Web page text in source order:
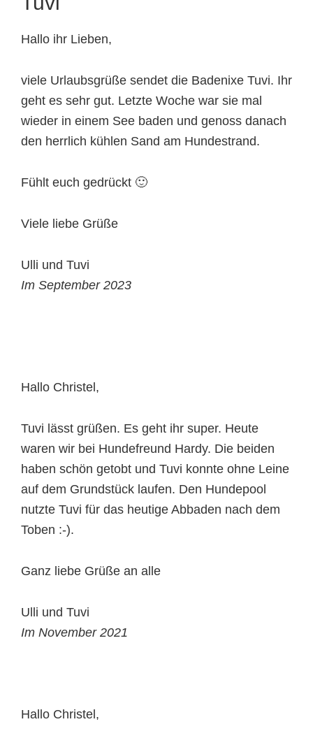
Hallo ihr Lieben,
viele Urlaubsgrüße sendet die Badenixe Tuvi. Ihr
geht es sehr gut. Letzte Woche war sie mal
wieder in einem See baden und genoss danach
den herrlich kühlen Sand am Hundestrand.
Fühlt euch gedrückt 🙂
Viele liebe Grüße
Ulli und Tuvi
Im September 2023
Hallo Christel,
Tuvi lässt grüßen. Es geht ihr super. Heute
waren wir bei Hundefreund Hardy. Die beiden
haben schön getobt und Tuvi konnte ohne Leine
auf dem Grundstück laufen. Den Hundepool
nutzte Tuvi für das heutige Abbaden nach dem
Toben :-).
Ganz liebe Grüße an alle
Ulli und Tuvi
Im November 2021
Hallo Christel,